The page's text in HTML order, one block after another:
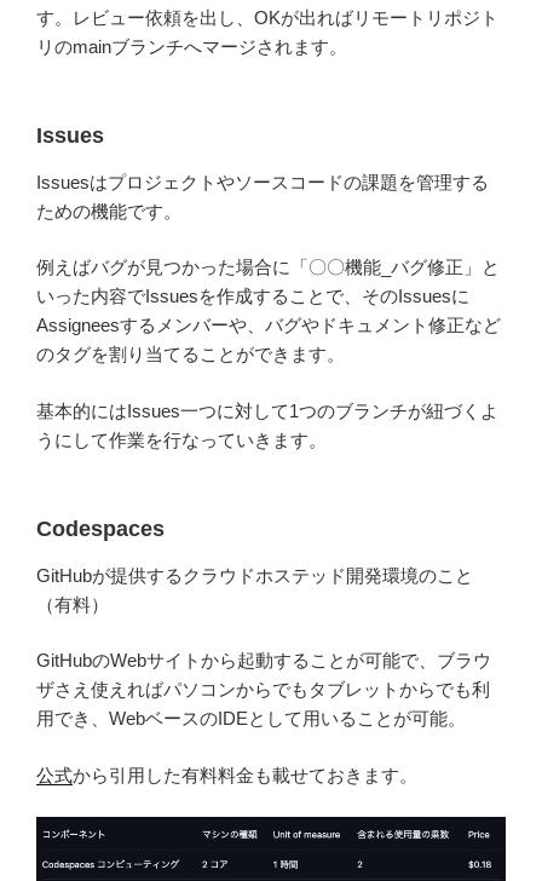
す。レビュー依頼を出し、OKが出ればリモートリポジト
リのmainブランチへマージされます。
Issues
Issuesはプロジェクトやソースコードの課題を管理する
ための機能です。
例えばバグが見つかった場合に「〇〇機能_バグ修正」と
いった内容でIssuesを作成することで、そのIssuesに
Assigneesするメンバーや、バグやドキュメント修正など
のタグを割り当てることができます。
基本的にはIssues一つに対して1つのブランチが紐づくよ
うにして作業を行なっていきます。
Codespaces
GitHubが提供するクラウドホステッド開発環境のこと
（有料）
GitHubのWebサイトから起動することが可能で、ブラウ
ザさえ使えればパソコンからでもタブレットからでも利
用でき、WebベースのIDEとして用いることが可能。
公式から引用した有料料金も載せておきます。